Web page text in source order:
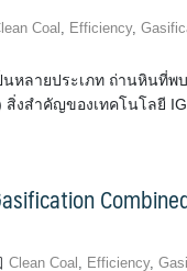
Coal , Efficiency,
นหลายประเภท ถ่านหินที่
สิ่งสำคัญของเทคโนโลยี
Clean Coal Efficiency,